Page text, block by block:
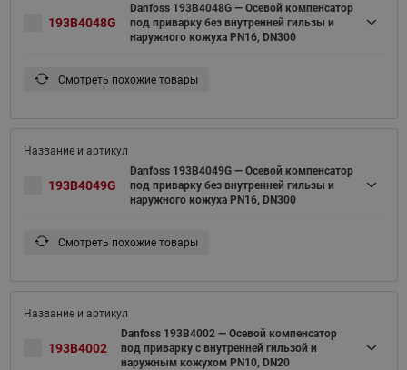
193B4048G
Danfoss 193B4048G — Осевой компенсатор
под приварку без внутренней гильзы и
наружного кожуха PN16, DN300
Смотреть похожие товары
193B4049G
Danfoss 193B4049G — Осевой компенсатор
под приварку без внутренней гильзы и
наружного кожуха PN16, DN300
Смотреть похожие товары
193B4002
Danfoss 193B4002 — Осевой компенсатор
под приварку с внутренней гильзой и
наружным кожухом PN10, DN20